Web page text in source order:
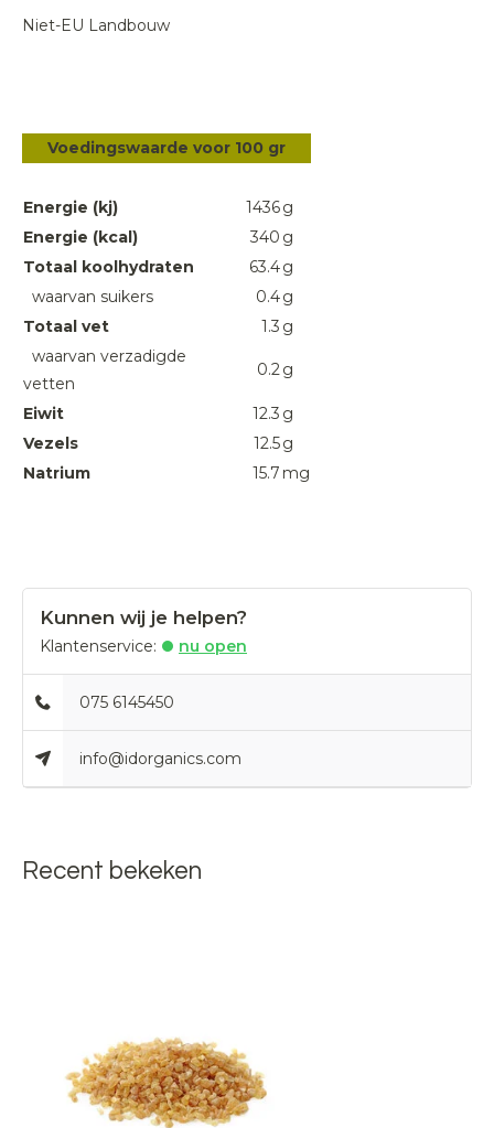
Niet-EU Landbouw
Voedingswaarde voor 100 gr
Energie (kj) 1436g
Energie (kcal)
340 g
Totaal koolhydraten
63.4g
waarvan suikers
0.4g
Totaal vet
1.3 g
waarvan verzadigde
vetten
0.2g
Eiwit 12.3 g
Vezels
12.5g
Natrium
15.7 mg
Kunnen wij je helpen?
Klantenservice: nu open
075 6145450
info@idorganics.com
Recent bekeken